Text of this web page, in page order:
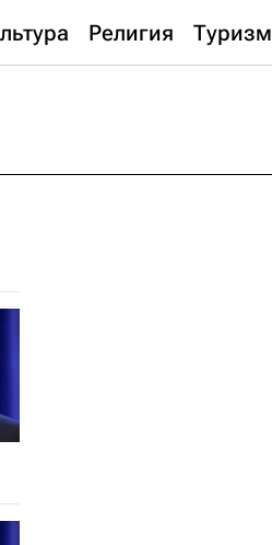
Религия Туризм